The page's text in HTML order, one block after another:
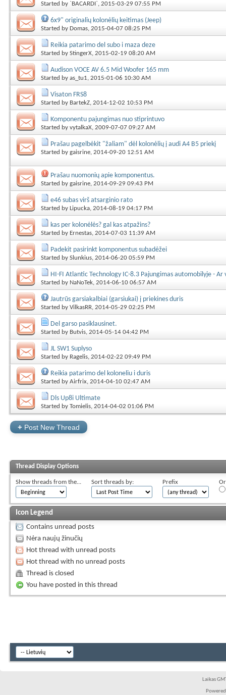
Started by `BACARDI`, 2015-03-29 07:55 PM
6x9" originalių kolonėlių keitimas (Jeep)
Started by Domas, 2015-04-07 08:25 PM
Reikia patarimo del subo i maza deze
Started by StingerX, 2015-02-19 08:20 AM
Audison VOCE AV 6.5 Mid Woofer 165 mm
Started by as_tu1, 2015-01-06 10:30 AM
Visaton FRS8
Started by BartekZ, 2014-12-02 10:53 PM
Komponentu pajungimas nuo stiprintuvo
Started by vytalkaX, 2009-07-07 09:27 AM
Prašau pagelbėkit "žaliam" dėl kolonėlių į audi A4 B5 priekį
Started by gaisrine, 2014-09-20 12:51 AM
Prašau nuomonių apie komponentus.
Started by gaisrine, 2014-09-29 09:43 PM
e46 subas virš atsarginio rato
Started by Lipucka, 2014-08-19 04:17 PM
kas per kolonėlės? gal kas atpažins?
Started by Ernestas, 2014-07-03 11:39 AM
Padekit pasirinkt komponentus subadėžei
Started by Slunkius, 2014-06-20 05:59 PM
HI-FI Atlantic Technology IC-8.3 Pajungimas automobilyje - Ar
Started by NaNoTek, 2014-06-10 06:57 AM
Jautrūs garsiakalbiai (garsiukai) į priekines duris
Started by VilkasRR, 2014-05-29 02:25 PM
Del garso pasiklausinet.
Started by Butvis, 2014-05-14 04:42 PM
JL SW1 Suplyso
Started by Ragelis, 2014-02-22 09:49 PM
Reikia patarimo del koloneliu i duris
Started by Airfrix, 2014-04-10 02:47 AM
Dls Up8i Ultimate
Started by Tomielis, 2014-04-02 01:06 PM
+ Post New Thread
Thread Display Options
Show threads from the... Sort threads by: Prefix
Icon Legend
Contains unread posts
Nėra naujų žinučių
Hot thread with unread posts
Hot thread with no unread posts
Thread is closed
You have posted in this thread
Laikas